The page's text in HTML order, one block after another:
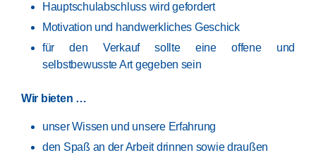
Hauptschulabschluss wird gefordert
Motivation und handwerkliches Geschick
für den Verkauf sollte eine offene und
selbstbewusste Art gegeben sein
Wir bieten …
unser Wissen und unsere Erfahrung
den Spaß an der Arbeit drinnen sowie draußen